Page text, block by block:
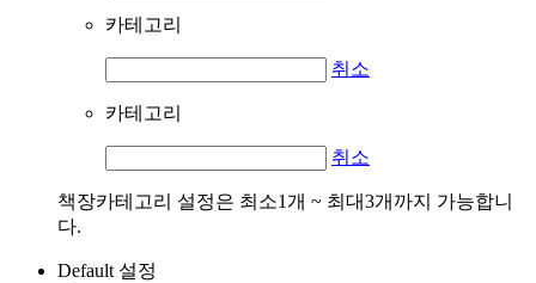
카테고리
취소
카테고리
취소
책장카테고리 설정은 최소1개 ~ 최대3개까지 가능합니
다.
Default 설정